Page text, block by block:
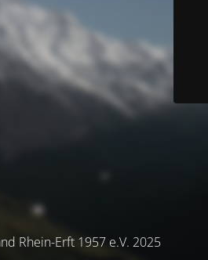
Rhein-Erft 1957 e.V. 2025